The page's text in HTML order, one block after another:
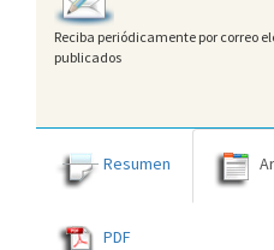
Reciba periódicamente por correo
publicados
Resumen
PDF